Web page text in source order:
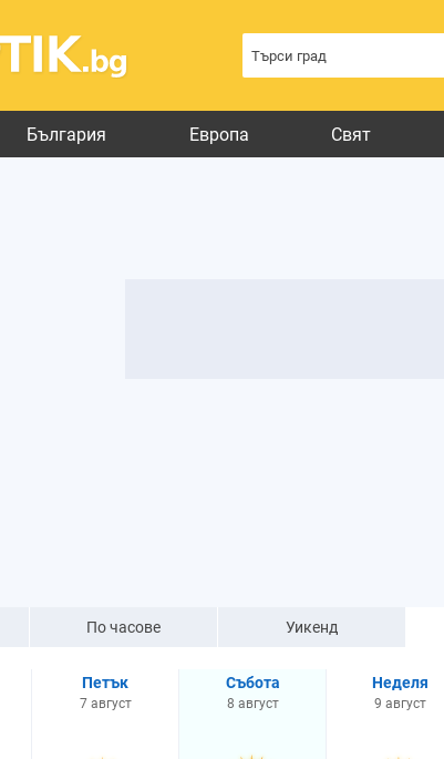
България Европа Свят
По часове Уикенд
Петък
7 август
Събота
8 август
Неделя
9 август